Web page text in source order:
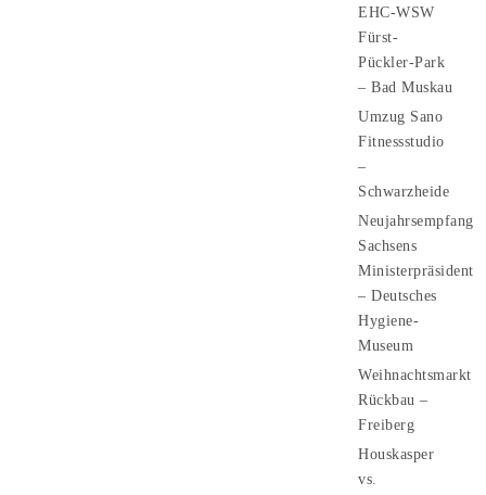
EHC-WSW
Fürst-
Pückler-Park
– Bad Muskau
Umzug Sano
Fitnessstudio
–
Schwarzheide
Neujahrsempfang
Sachsens
Ministerpräsident
– Deutsches
Hygiene-
Museum
Weihnachtsmarkt
Rückbau –
Freiberg
Houskasper
vs.